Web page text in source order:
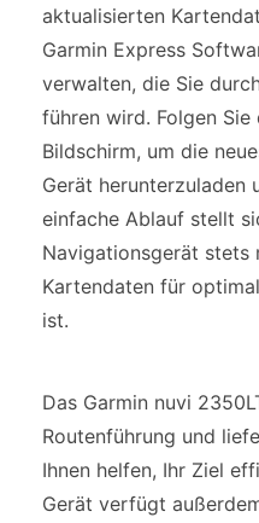
aktualisierten
Garmin Express
verwalten, die Sie
führen wird. Folgen
Bildschirm, um die
Gerät herunterzuladen
einfache Ablauf stellt
Navigationsgerät stets
Kartendaten für
ist.
Das Garmin nuvi
Routenführung und
Ihnen helfen, Ihr Ziel
Gerät verfügt